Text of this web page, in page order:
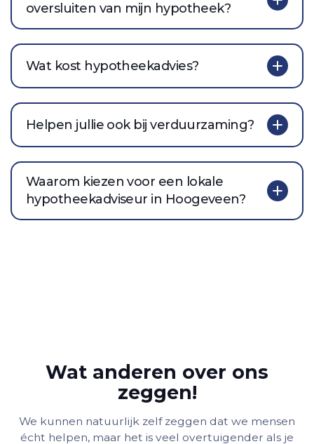
oversluiten van mijn hypotheek?
Wat kost hypotheekadvies?
Helpen jullie ook bij verduurzaming?
Waarom kiezen voor een lokale
hypotheekadviseur in Hoogeveen?
Wat anderen over ons
zeggen!
We kunnen natuurlijk zelf zeggen dat we mensen
écht helpen, maar het is veel overtuigender als je